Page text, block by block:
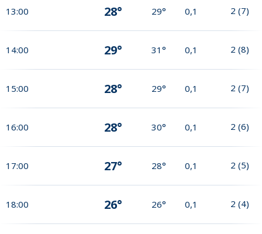
13:00 28° 29° 0,1 2 (7)
14:00 29° 31° 0,1 2 (8)
15:00 28° 29° 0,1 2 (7)
16:00 28° 30° 0,1 2 (6)
17:00 27° 28° 0,1 2 (5)
18:00 26° 26° 0,1 2 (4)